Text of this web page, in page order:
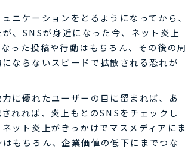
ニケーションをとるようになってから、
、SNSが身近になった今、ネット炎上
った投稿や行動はもちろん、その後の周
ならないスピードで拡散される恐れが
に優れたユーザーの目に留まれば、あ
れれば、炎上もとのSNSをチェックし
ット炎上がきっかけでマスメディアにま
もちろん、企業価値の低下にまでつな